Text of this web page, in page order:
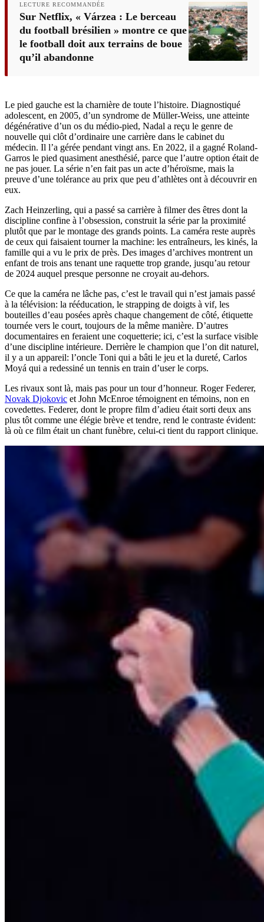
LECTURE RECOMMANDÉE
Sur Netflix, « Várzea : Le berceau
du football brésilien » montre ce que
le football doit aux terrains de boue
qu’il abandonne
Le pied gauche est la charnière de toute l’histoire. Diagnostiqué
adolescent, en 2005, d’un syndrome de Müller-Weiss, une atteinte
dégénérative d’un os du médio-pied, Nadal a reçu le genre de
nouvelle qui clôt d’ordinaire une carrière dans le cabinet du
médecin. Il l’a gérée pendant vingt ans. En 2022, il a gagné Roland-
Garros le pied quasiment anesthésié, parce que l’autre option était de
ne pas jouer. La série n’en fait pas un acte d’héroïsme, mais la
preuve d’une tolérance au prix que peu d’athlètes ont à découvrir en
eux.
Zach Heinzerling, qui a passé sa carrière à filmer des êtres dont la
discipline confine à l’obsession, construit la série par la proximité
plutôt que par le montage des grands points. La caméra reste auprès
de ceux qui faisaient tourner la machine: les entraîneurs, les kinés, la
famille qui a vu le prix de près. Des images d’archives montrent un
enfant de trois ans tenant une raquette trop grande, jusqu’au retour
de 2024 auquel presque personne ne croyait au-dehors.
Ce que la caméra ne lâche pas, c’est le travail qui n’est jamais passé
à la télévision: la rééducation, le strapping de doigts à vif, les
bouteilles d’eau posées après chaque changement de côté, étiquette
tournée vers le court, toujours de la même manière. D’autres
documentaires en feraient une coquetterie; ici, c’est la surface visible
d’une discipline intérieure. Derrière le champion que l’on dit naturel,
il y a un appareil: l’oncle Toni qui a bâti le jeu et la dureté, Carlos
Moyá qui a redessiné un tennis en train d’user le corps.
Les rivaux sont là, mais pas pour un tour d’honneur. Roger Federer,
Novak Djokovic et John McEnroe témoignent en témoins, non en
covedettes. Federer, dont le propre film d’adieu était sorti deux ans
plus tôt comme une élégie brève et tendre, rend le contraste évident:
là où ce film était un chant funèbre, celui-ci tient du rapport clinique.